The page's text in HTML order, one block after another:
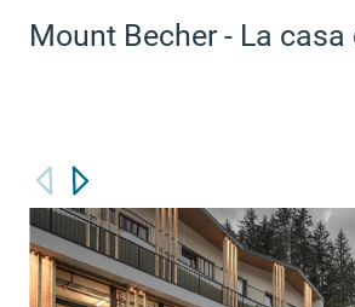
Mount Becher - La